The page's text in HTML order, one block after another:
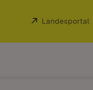
Extern:
Landesportal